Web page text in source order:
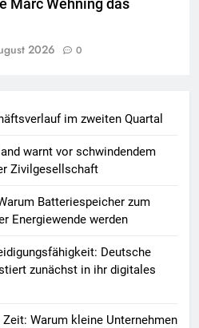
Marc Wehning das
2026 0
im zweiten Quartal
warnt vor schwindendem
Zivilgesellschaft
Batteriespeicher zum
Energiewende werden
Deutsche
zunächst in ihr digitales
Warum kleine Unternehmen